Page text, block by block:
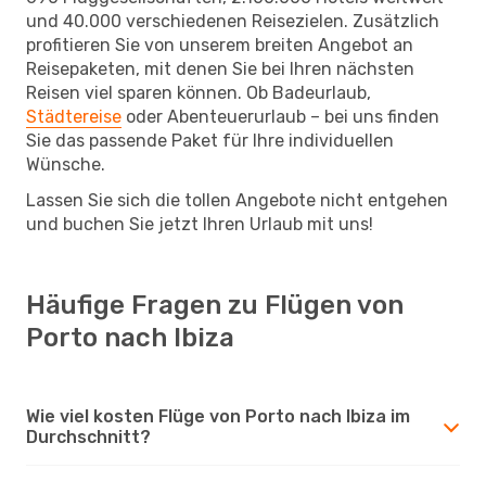
und 40.000 verschiedenen Reisezielen. Zusätzlich
profitieren Sie von unserem breiten Angebot an
Reisepaketen, mit denen Sie bei Ihren nächsten
Reisen viel sparen können. Ob Badeurlaub,
Städtereise oder Abenteuerurlaub – bei uns finden
Sie das passende Paket für Ihre individuellen
Wünsche.
Lassen Sie sich die tollen Angebote nicht entgehen
und buchen Sie jetzt Ihren Urlaub mit uns!
Häufige Fragen zu Flügen von
Porto nach Ibiza
Wie viel kosten Flüge von Porto nach Ibiza im
Durchschnitt?